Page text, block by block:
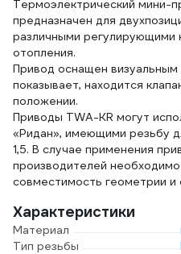
Термоэлектрический мини-
предназначен для
различными регулирующими
отопления.
Привод оснащен
показывает, находится
положении.
Приводы TWA-KR могут
«Ридан», имеющими резьбу
1,5. В случае применения
производителей
совместимость геометрии и
Характеристики
Материал
Тип резьбы